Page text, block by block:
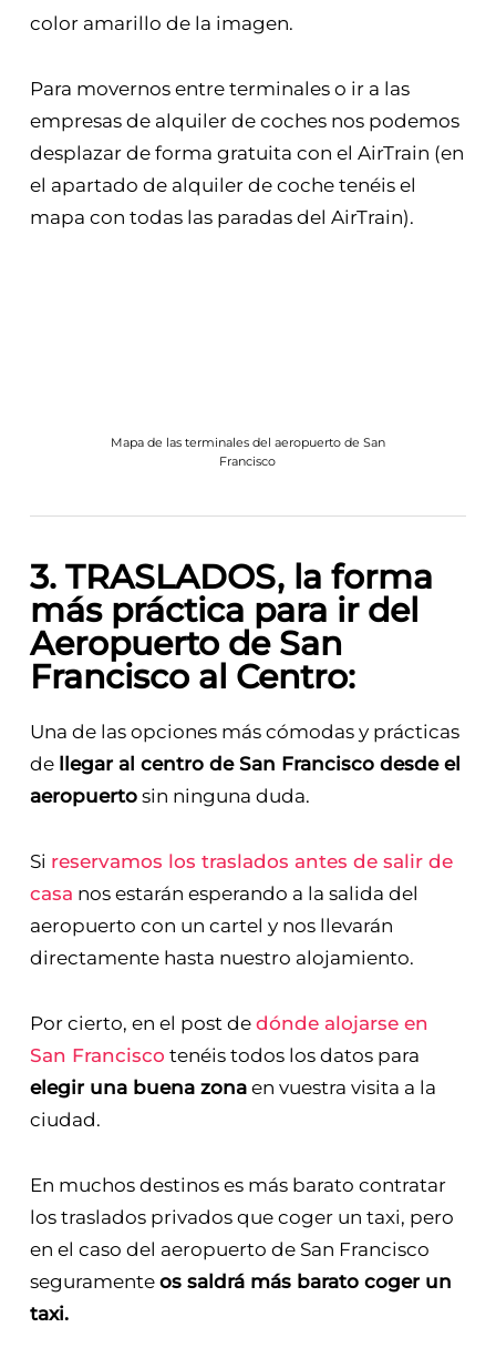
color amarillo de la imagen.
Para movernos entre terminales o ir a las
empresas de alquiler de coches nos podemos
desplazar de forma gratuita con el AirTrain (en
el apartado de alquiler de coche tenéis el
mapa con todas las paradas del AirTrain).
3. TRASLADOS, la forma
más práctica para ir del
Aeropuerto de San
Francisco al Centro:
de
llegar al centro de San Francisco desde el
sin ninguna duda.
Si
reservamos los traslados antes de salir de
aeropuerto con un cartel y nos llevarán
directamente hasta nuestro alojamiento.
Por cierto, en el post de
elegir una buena zona
en vuestra visita a la
ciudad.
En muchos destinos es más barato contratar
los traslados privados que coger un taxi, pero